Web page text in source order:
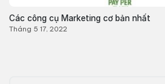
Các công cụ Marketing cơ bản nhất
Tháng 5 17, 2022